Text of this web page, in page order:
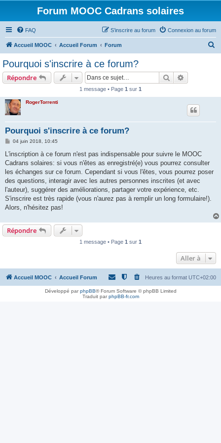
Forum MOOC Cadrans solaires
FAQ Connexion au forum
S’inscrire au forum
Accueil MOOC Accueil Forum Forum
Pourquoi s'inscrire à ce forum?
Répondre Rechercher
1 message • Page 1 sur 1
RogerTorrenti
Pourquoi s'inscrire à ce forum?
M
s
a
g
04 juin 2018, 10:45
L'inscription à ce forum n'est pas indispensable pour suivre le MOOC
Cadrans solaires: si vous n'êtes as enregistré(e) vous pourrez consulter
les échanges sur ce forum. Cependant si vous l'êtes, vous pourrez poser
des questions, interagir avec les autres personnes inscrites (et avec
l'auteur), suggérer des améliorations, partager votre expérience, etc.
S'inscrire est très rapide (vous n'aurez pas à remplir un long formulaire!).
Alors, n'hésitez pas!
Répondre
1 message • Page 1 sur 1
Aller à
Accueil MOOC Accueil Forum Heures au format UTC+02:00
Développé parphpBB® Forum Software © phpBB Limited
Traduit parphpBB-fr.com